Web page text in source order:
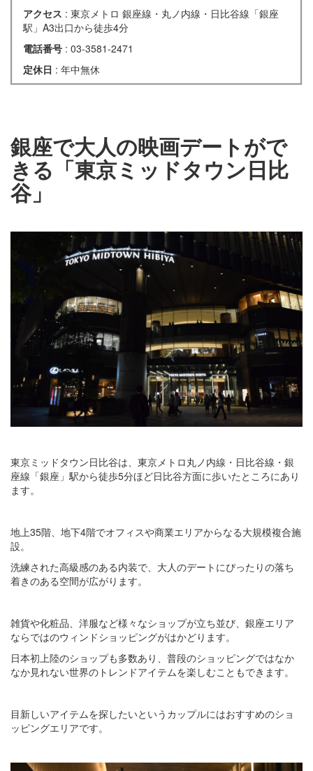
アクセス : 東京メトロ 銀座線・丸ノ内線・日比谷線「銀座
駅」A3出口から徒歩4分
電話番号 : 03-3581-2471
定休日 : 年中無休
銀座で大人の映画デートがで
きる「東京ミッドタウン日比
谷」
東京ミッドタウン日比谷は、東京メトロ丸ノ内線・日比谷線・銀
座線「銀座」駅から徒歩5分ほど日比谷方面に歩いたところにあり
ます。
地上35階、地下4階でオフィスや商業エリアからなる大規模複合施
設。
洗練された高級感のある内装で、大人のデートにぴったりの落ち
着きのある空間が広がります。
雑貨や化粧品、洋服など様々なショップが立ち並び、銀座エリア
ならではのウィンドショッピングがはかどります。
日本初上陸のショップも多数あり、普段のショッピングではなか
なか見れない世界のトレンドアイテムを楽しむこともできます。
目新しいアイテムを探したいというカップルにはおすすめのショ
ッピングエリアです。